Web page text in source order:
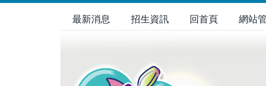
最新消息 招生資訊 回首頁 網站